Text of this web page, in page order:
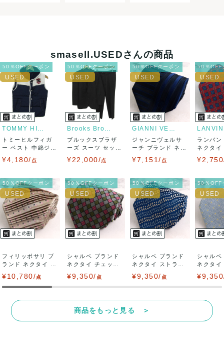
また並行輸入品もございますので、真贋方法などお答えでき
ない場合もございます。
万が一、購入後に偽造品等が発覚しましたら、返品・返金に
て対応致しますので、ご連絡お願い致します。
決済方法
クレジットカード、メルペイ、銀行振込、PayPay、コンビ
出荷
送料：¥1,650 (見込み)
送料表を確認する
出荷目安：5営業日以内
出荷予定日：なるべく最短で発送致します。
smasell.USEDさんの商品
50％OFFクーポン
TOMMY HILFIGER
トミーヒルフィガ
ー ベスト 中綿ジャ
ケット アウタ...
¥4,180/ 点
50％OFFクーポン
Brooks Brothers
ブルックスブラザ
ーズ スーツ セット
アップ 上下セ...
¥22,000/点
50％OFFクーポン
GIANNI VERSACE
ジャンニヴェルサ
ーチ ブランド ネク
タイ ボーダー...
¥7,151/ 点
50％OFF
LANVIN
ランバン
ネクタイ
エア柄
50％OFFクーポン
フィリッポサリ ブ
ランド ネクタイ 小
紋柄 スクエ...
¥10,780/点
50％OFFクーポン
シャルベ ブランド
ネクタイ チェック
柄 格子柄 ...
¥9,350/ 点
50％OFFクーポン
シャルベ ブランド
ネクタイ ストライ
プ柄 総柄 ...
¥9,350/ 点
50％OFF
シャルベ
ネクタイ
スクエ
商品をもっと見る ＞